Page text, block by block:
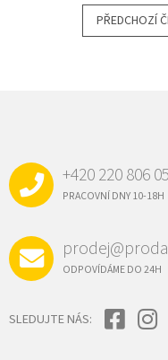
PŘEDCHOZÍ
+420 220 806
PRACOVNÍ DNY 10-18H
ODPOVÍDÁME DO 24H
SLEDUJTE NÁS: